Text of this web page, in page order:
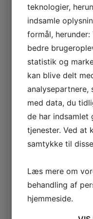
juli 2025
juni 2025
maj 2025
april 2025
februar 2025
november 2024
maj 2024
januar 2024
teknologier,
indsamle
formål,
bedre
statistik og
kan blive delt
analysepartnere,
med data, du
de har indsamlet
tjenester. Ved at
samtykke til
Læs mere om
behandling af
hjemmeside.